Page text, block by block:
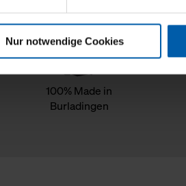
und Web-Technologien für Ihr
können Sie die Arten der
Nur notwendige Cookies
100% Made in
Burladingen